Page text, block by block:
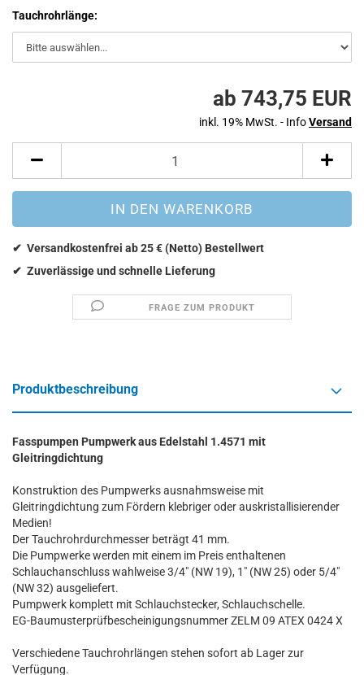
Tauchrohrlänge:
ab 743,75 EUR
inkl. 19% MwSt. - InfoVersand
FRAGE ZUM PRODUKT
Produktbeschreibung
Fasspumpen Pumpwerk aus Edelstahl 1.4571 mit
Gleitringdichtung
Konstruktion des Pumpwerks ausnahmsweise mit
Gleitringdichtung zum Fördern klebriger oder auskristallisierender
Medien!
Der Tauchrohrdurchmesser beträgt 41 mm.
Die Pumpwerke werden mit einem im Preis enthaltenen
Schlauchanschluss wahlweise 3/4" (NW 19), 1" (NW 25) oder 5/4"
(NW 32) ausgeliefert.
Pumpwerk komplett mit Schlauchstecker, Schlauchschelle.
EG-Baumusterprüfbescheinigungsnummer ZELM 09 ATEX 0424 X
Verschiedene Tauchrohrlängen stehen sofort ab Lager zur
Verfügung.